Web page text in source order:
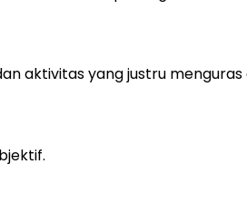
aktivitas yang justru menguras